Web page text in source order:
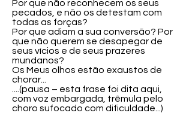
Por que não reconhecem os seus
pecados, e não os detestam com
todas as forças?
Por que adiam a sua conversão? Por
que não querem se desapegar de
seus vícios e de seus prazeres
mundanos?
Os Meus olhos estão exaustos de
chorar...
....(pausa – esta frase foi dita aqui,
com voz embargada, trêmula pelo
choro sufocado com dificuldade...)